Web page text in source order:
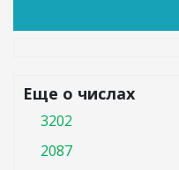
Еще о числах
3202
2087